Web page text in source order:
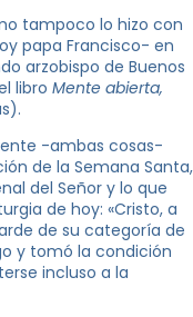
tampoco lo hizo con
papa Francisco- en
arzobispo de Buenos
libro Mente abierta,
-ambas cosas-
de la Semana Santa,
del Señor y lo que
de hoy: «Cristo, a
de su categoría de
y tomó la condición
incluso a la